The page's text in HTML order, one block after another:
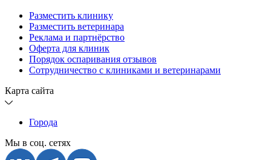
Разместить клинику
Разместить ветеринара
Реклама и партнёрство
Оферта для клиник
Порядок оспаривания отзывов
Сотрудничество с клиниками и ветеринарами
Карта сайта
Города
Мы в соц. сетях